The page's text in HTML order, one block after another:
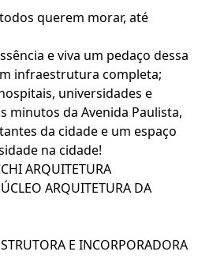
querem morar, até
e viva um pedaço dessa
infraestrutura completa;
universidades e
minutos da Avenida Paulista,
da cidade e um espaço
na cidade!
ARQUITETURA
ARQUITETURA DA
E INCORPORADORA